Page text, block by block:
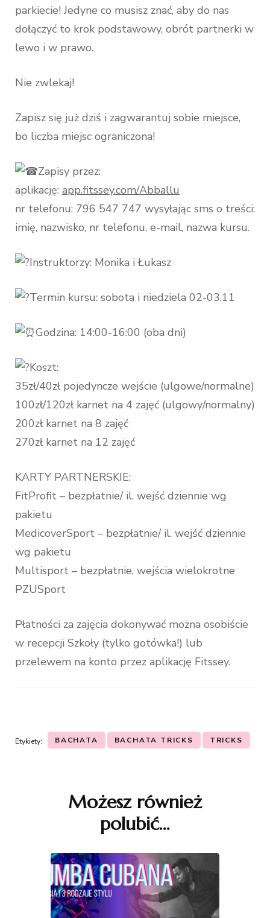
parkiecie! Jedyne co musisz znać, aby do nas
dołączyć to krok podstawowy, obrót partnerki w
lewo i w prawo.
Nie zwlekaj!
Zapisz się już dziś i zagwarantuj sobie miejsce,
bo liczba miejsc ograniczona!
Zapisy przez:
aplikację: app.fitssey.com/Abballu
nr telefonu: 796 547 747 wysyłając sms o treści:
imię, nazwisko, nr telefonu, e-mail, nazwa kursu.
Instruktorzy: Monika i Łukasz
Termin kursu: sobota i niedziela 02-03.11
Godzina: 14:00-16:00 (oba dni)
Koszt:
35zł/40zł pojedyncze wejście (ulgowe/normalne)
100zł/120zł karnet na 4 zajęć (ulgowy/normalny)
200zł karnet na 8 zajęć
270zł karnet na 12 zajęć
KARTY PARTNERSKIE:
FitProfit – bezpłatnie/ il. wejść dziennie wg
pakietu
MedicoverSport – bezpłatnie/ il. wejść dziennie
wg pakietu
Multisport – bezpłatnie, wejścia wielokrotne
PZUSport
Płatności za zajęcia dokonywać można osobiście
w recepcji Szkoły (tylko gotówka!) lub
przelewem na konto przez aplikację Fitssey.
Etykiety: BACHATA BACHATA TRICKS TRICKS
Możesz również
polubić…